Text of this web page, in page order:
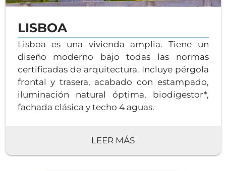
LISBOA
Lisboa es una vivienda amplia. Tiene un
diseño moderno bajo todas las normas
certificadas de arquitectura. Incluye pérgola
frontal y trasera, acabado con estampado,
iluminación natural óptima, biodigestor*,
fachada clásica y techo 4 aguas.
LEER MÁS